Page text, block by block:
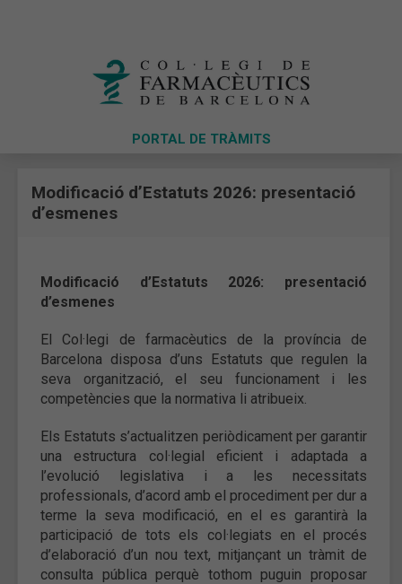
PORTAL DE TRÀMITS
Modificació d’Estatuts 2026: presentació
d’esmenes
Modificació d’Estatuts 2026: presentació
d’esmenes
El Col·legi de farmacèutics de la província de
Barcelona disposa d’uns Estatuts que regulen la
seva organització, el seu funcionament i les
competències que la normativa li atribueix.
Els Estatuts s’actualitzen periòdicament per garantir
una estructura col·legial eficient i adaptada a
l’evolució legislativa i a les necessitats
professionals, d’acord amb el procediment per dur a
terme la seva modificació, en el es garantirà la
participació de tots els col·legiats en el procés
d’elaboració d’un nou text, mitjançant un tràmit de
consulta pública perquè tothom puguin proposar